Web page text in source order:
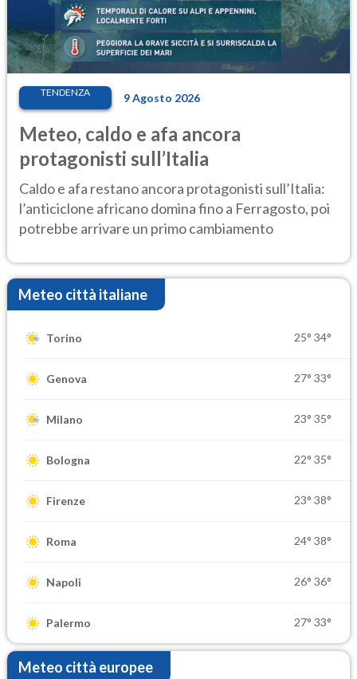
TENDENZA 9 Agosto 2026
Meteo, caldo e afa ancora
protagonisti sull’Italia
Caldo e afa restano ancora protagonisti sull’Italia:
l’anticiclone africano domina fino a Ferragosto, poi
potrebbe arrivare un primo cambiamento
Meteo città italiane
Torino 25° 34°
Genova 27° 33°
Milano 23° 35°
Bologna 22° 35°
Firenze 23° 38°
Roma 24° 38°
Napoli 26° 36°
Palermo 27° 33°
Meteo città europee